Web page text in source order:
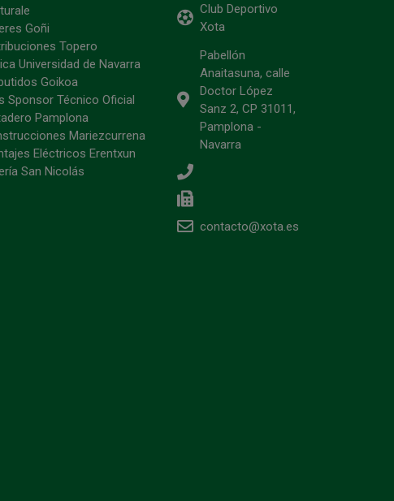
Goñi
Topero
Universidad de Navarra
Goikoa
Sponsor Técnico Oficial
Pamplona
Mariezcurrena
Eléctricos Erentxun
San Nicolás
Club Deportivo
Xota
Pabellón
Anaitasuna, calle
Doctor López
Sanz 2, CP 31011,
Pamplona -
Navarra
contacto@xota.es